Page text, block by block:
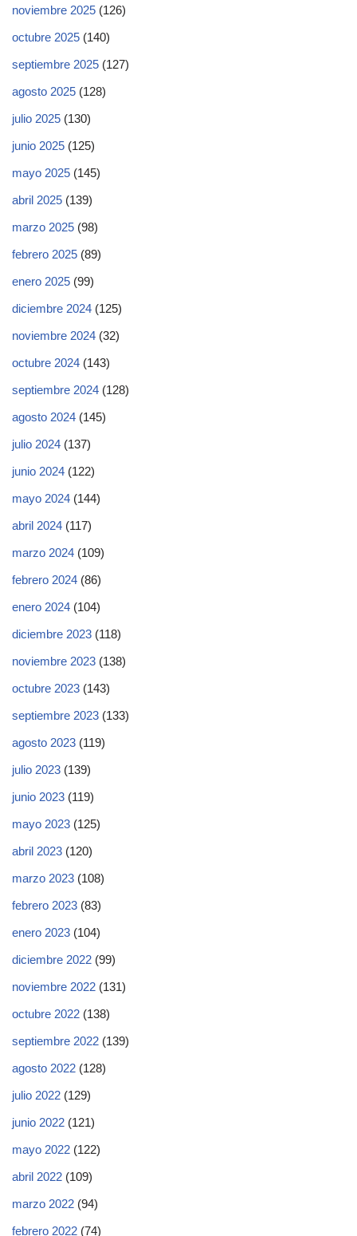
noviembre 2025 (126)
octubre 2025 (140)
septiembre 2025 (127)
agosto 2025 (128)
julio 2025 (130)
junio 2025 (125)
mayo 2025 (145)
abril 2025 (139)
marzo 2025 (98)
febrero 2025 (89)
enero 2025 (99)
diciembre 2024 (125)
noviembre 2024 (32)
octubre 2024 (143)
septiembre 2024 (128)
agosto 2024 (145)
julio 2024 (137)
junio 2024 (122)
mayo 2024 (144)
abril 2024 (117)
marzo 2024 (109)
febrero 2024 (86)
enero 2024 (104)
diciembre 2023 (118)
noviembre 2023 (138)
octubre 2023 (143)
septiembre 2023 (133)
agosto 2023 (119)
julio 2023 (139)
junio 2023 (119)
mayo 2023 (125)
abril 2023 (120)
marzo 2023 (108)
febrero 2023 (83)
enero 2023 (104)
diciembre 2022 (99)
noviembre 2022 (131)
octubre 2022 (138)
septiembre 2022 (139)
agosto 2022 (128)
julio 2022 (129)
junio 2022 (121)
mayo 2022 (122)
abril 2022 (109)
marzo 2022 (94)
febrero 2022 (74)